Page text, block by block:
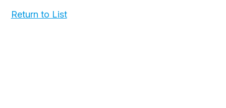
Return to List